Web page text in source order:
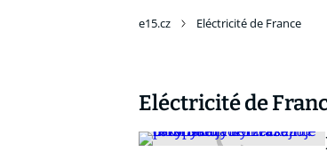
e15.cz Eléctricité de France
Eléctricité de